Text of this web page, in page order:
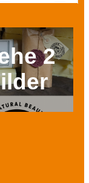
2